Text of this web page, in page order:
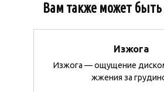
Вам также может
Изжога
Изжога — ощущение
жжения за